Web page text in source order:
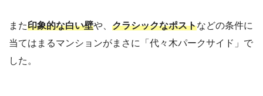
また印象的な白い壁や、 クラシックなポストなどの条件に
当てはまるマンションがまさに「代々木パークサイド」で
した。